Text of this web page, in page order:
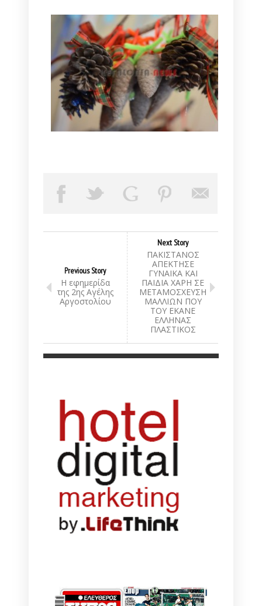
Previous Story
Η εφημερίδα
της 2ης Αγέλης
Αργοστολίου
Next Story
ΠΑΚΙΣΤΑΝΟΣ
ΑΠΕΚΤΗΣΕ
ΓΥΝΑΙΚΑ ΚΑΙ
ΠΑΙΔΙΑ ΧΑΡΗ ΣΕ
ΜΕΤΑΜΟΣΧΕΥΣΗ
ΜΑΛΛΙΩΝ ΠΟΥ
ΤΟΥ ΕΚΑΝΕ
ΕΛΛΗΝΑΣ
ΠΛΑΣΤΙΚΟΣ